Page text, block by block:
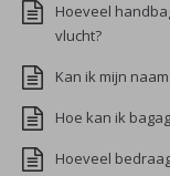
Hoeveel
vlucht?
Kan ik mijn
Hoe kan ik
Hoeveel